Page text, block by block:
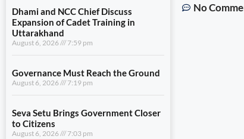
Dhami and NCC Chief Discuss
Expansion of Cadet Training in
Uttarakhand
August 6, 2026 7:59 pm
Governance Must Reach the Ground
August 6, 2026 7:19 pm
Seva Setu Brings Government Closer
to Citizens
August 6, 2026 7:03 pm
No